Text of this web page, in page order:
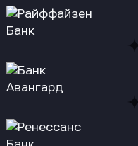
Оправить заявку
в АТБ Банк
Оправить заявку
в Райффайзен Банк
Оправить заявку
в Банк Авангард